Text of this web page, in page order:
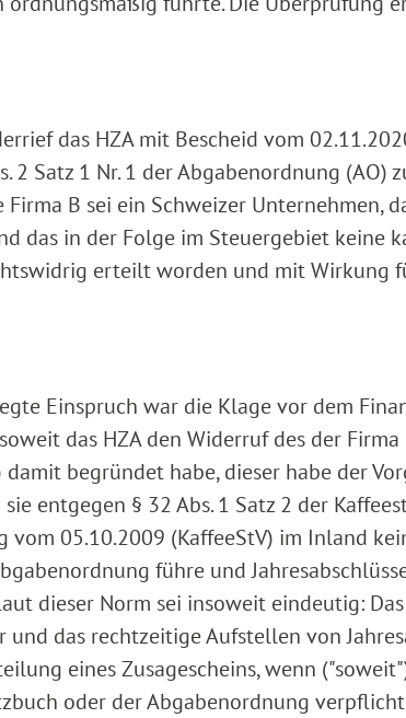
das HZA mit Bescheid vom
2 Satz 1 Nr. 1 der Abgabenordnung (AO)
B sei ein Schweizer Unternehmen,
das in der Folge im Steuergebiet keine
erteilt worden und mit Wirkung
Einspruch war die Klage vor dem
das HZA den Widerruf des der
begründet habe, dieser habe der
entgegen § 32 Abs. 1 Satz 2 der
05.10.2009 (KaffeeStV) im Inland
führe und
dieser Norm sei insoweit eindeutig:
und das rechtzeitige Aufstellen von
eines Zusagescheins, wenn
oder der Abgabenordnung